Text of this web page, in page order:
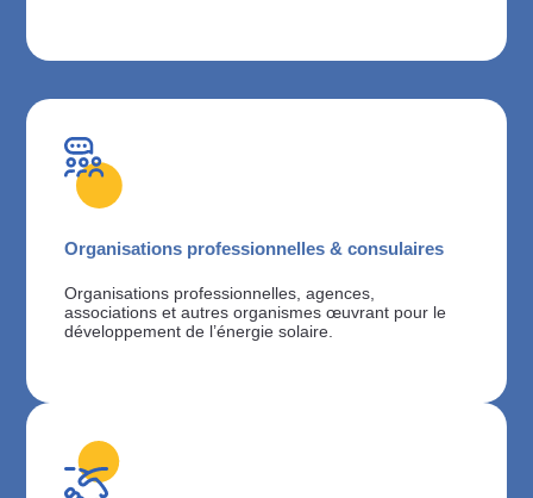
Organisations professionnelles & consulaires
Organisations professionnelles, agences,
associations et autres organismes œuvrant pour le
développement de l’énergie solaire.